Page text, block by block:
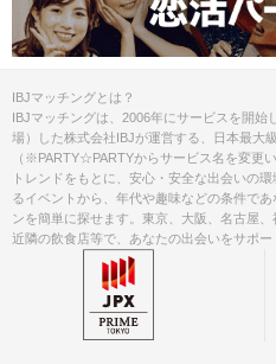
IBJマッチングとは？
IBJマッチングは、2006年にサービスを開始
場）した株式会社IBJが運営する、日本最大
（※PARTY☆PARTYからサービス名を変更
トレンドをもとに、安心・安全な出会いの
るイベントから、年代や趣味などの条件で
ンを簡単に探せます。東京、大阪、名古屋
近隣の飲食店等で、あなたの出会いをサポー